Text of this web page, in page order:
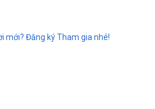
mới? Đăng ký Tham gia nhé!